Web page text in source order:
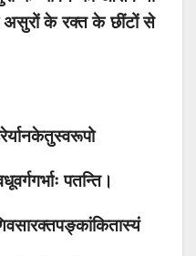
के रक्त के छींटों से
पतन्ति।